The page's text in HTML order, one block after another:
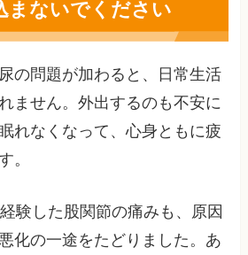
まないでください
の問題が加わると、日常生活
ません。外出するのも不安に
れなくなって、心身ともに疲
。
験した股関節の痛みも、原因
化の一途をたどりました。あ